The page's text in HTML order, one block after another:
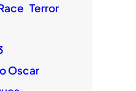
Terror
Oscar